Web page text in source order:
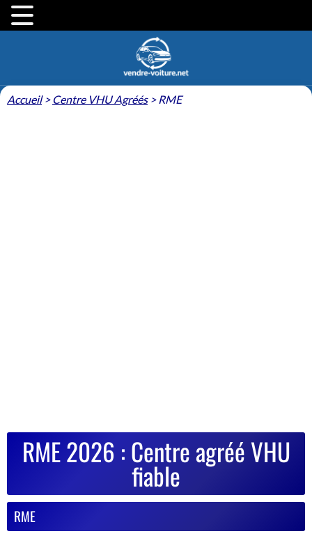
Accueil> Centre VHU Agréés> RME
RME 2026 : Centre agréé VHU
fiable
RME